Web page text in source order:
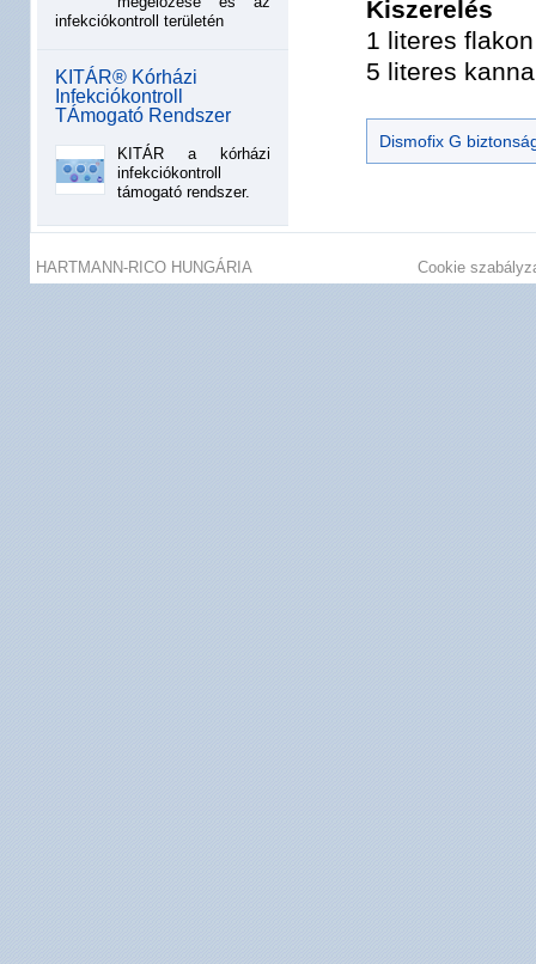
infekciókontroll területén
KITÁR® Kórházi
Infekciókontroll
TÁmogató Rendszer
KITÁR a kórházi
infekciókontroll
támogató rendszer.
Kiszerelés
1 literes
5 literes
Dismofix G
HARTMANN-RICO HUNGÁRIA Cookie